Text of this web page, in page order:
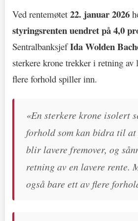
Ved rentemøtet 22. januar 2026
styringsrenten uendret på 4,0
SentralbanksjefIda Wolden
sterkere krone trekker i retning av
flere forhold spiller inn.
«En sterkere krone isolert
forhold som kan bidra til at
blir lavere fremover, og
retning av en lavere rente.
også bare ett av flere